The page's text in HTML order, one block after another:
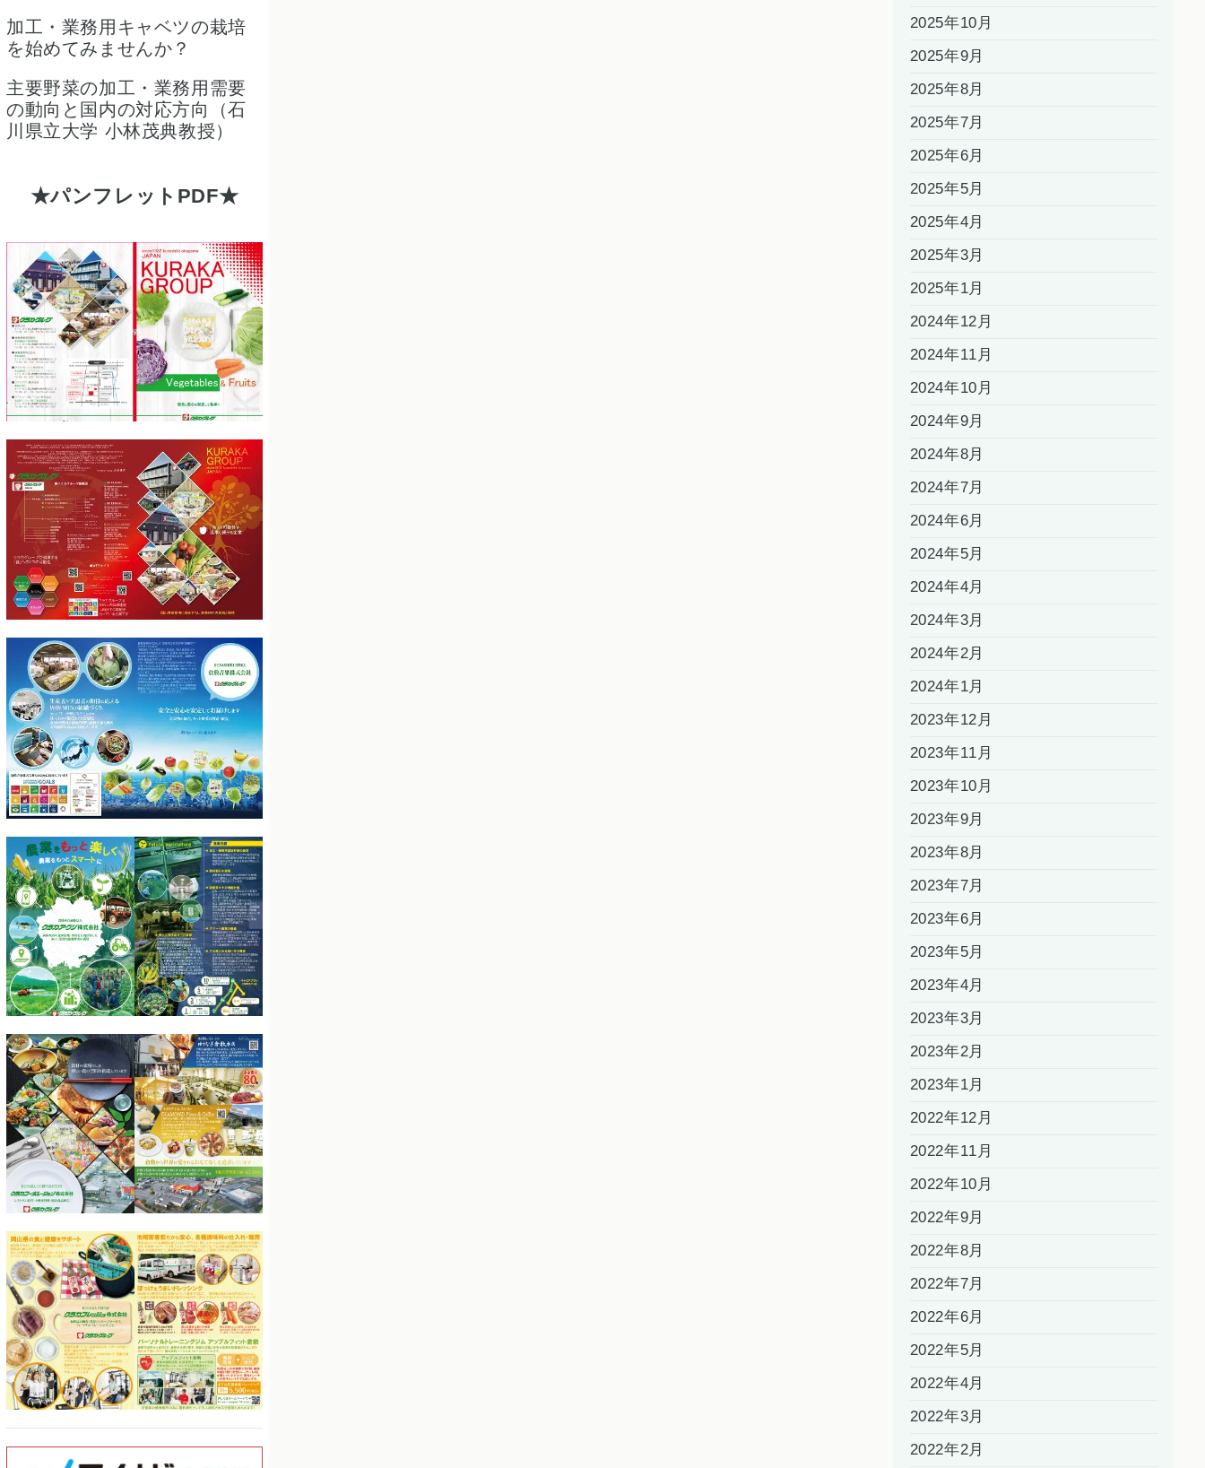
加工・業務用キャベツの栽培
を始めてみませんか？
主要野菜の加工・業務用需要
の動向と国内の対応方向（石
川県立大学 小林茂典教授）
パンフレットPDF
2025年10月
2025年9月
2025年8月
2025年7月
2025年6月
2025年5月
2025年4月
2025年3月
2025年1月
2024年12月
2024年11月
2024年10月
2024年9月
2024年8月
2024年7月
2024年6月
2024年5月
2024年4月
2024年3月
2024年2月
2024年1月
2023年12月
2023年11月
2023年10月
2023年9月
2023年8月
2023年7月
2023年6月
2023年5月
2023年4月
2023年3月
2023年2月
2023年1月
2022年12月
2022年11月
2022年10月
2022年9月
2022年8月
2022年7月
2022年6月
2022年5月
2022年4月
2022年3月
2022年2月